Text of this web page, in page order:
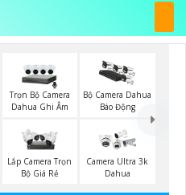
Trọn Bộ Camera
Dahua Ghi Âm
Bộ Camera Dahua
Báo Động
Lắp Camera Trọn
Bộ Giá Rẻ
Camera Ultra 3k
Dahua